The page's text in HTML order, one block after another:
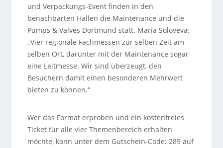
und Verpackungs-Event finden in den
benachbarten Hallen die Maintenance und die
Pumps & Valves Dortmund statt. Maria Soloveva:
„Vier regionale Fachmessen zur selben Zeit am
selben Ort, darunter mit der Maintenance sogar
eine Leitmesse. Wir sind überzeugt, den
Besuchern damit einen besonderen Mehrwert
bieten zu können.“
Wer das Format erproben und ein kostenfreies
Ticket für alle vier Themenbereich erhalten
möchte, kann unter dem Gutschein-Code: 289 auf